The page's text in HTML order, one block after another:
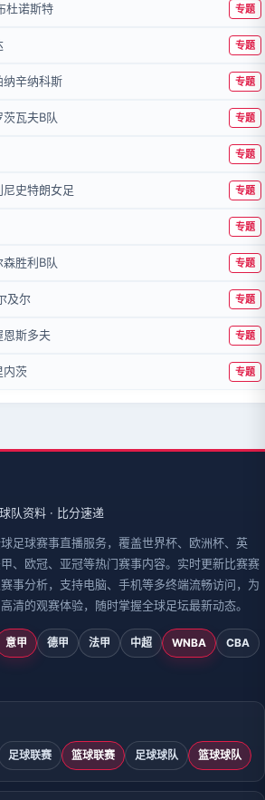
杜诺斯特 专题
专题
纳辛纳科斯 专题
瓦夫B队 专题
专题
史特朗女足 专题
专题
胜利B队 专题
及尔 专题
恩斯多夫 专题
内茨 专题
队资料 · 比分速递
足球赛事直播服务，覆盖世界杯、欧洲杯、英
、欧冠、亚冠等热门赛事内容。实时更新比赛赛
事分析，支持电脑、手机等多终端流畅访问，为
清的观赛体验，随时掌握全球足坛最新动态。
意甲 德甲 法甲 中超 WNBA CBA
足球联赛 篮球联赛 足球球队 篮球球队